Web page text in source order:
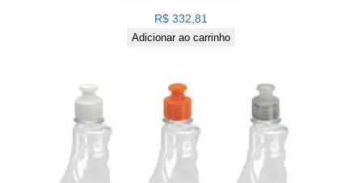
R$ 332,81
Adicionar ao carrinho